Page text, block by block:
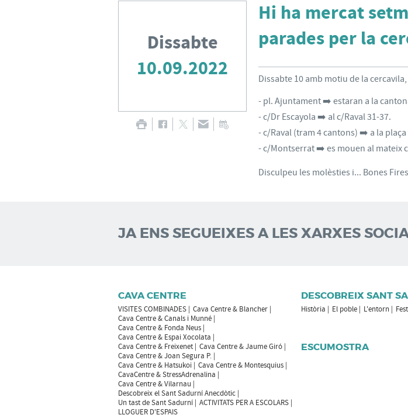
Dissabte
10.09.2022
Hi ha mercat
parades per la
Dissabte 10 amb motiu de la
- pl. Ajuntament ➡️ estaran a la
- c/Dr Escayola ➡️ al c/Raval 31-37.
- c/Raval (tram 4 cantons) ➡️ a la plaça
- c/Montserrat ➡️ es mouen al mateix
Disculpeu les molèsties i... Bones
JA ENS SEGUEIXES A LES XARXES
CAVA CENTRE
VISITES COMBINADES
Cava Centre & Blancher
Cava Centre & Canals i Munné
Cava Centre & Fonda Neus
Cava Centre & Espai Xocolata
Cava Centre & Freixenet
Cava Centre & Jaume Giró
Cava Centre & Joan Segura P.
Cava Centre & Hatsukoi
Cava Centre & Montesquius
CavaCentre & StressAdrenalina
Cava Centre & Vilarnau
Descobreix el Sant Sadurní Anecdòtic
Un tast de Sant Sadurní
ACTIVITATS PER A ESCOLARS
LLOGUER D'ESPAIS
DESCOBREIX SANT
Història El poble L'entorn
ESCUMOSTRA